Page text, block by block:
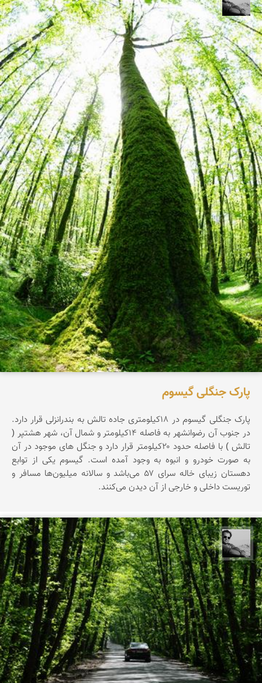
پارک جنگلی گیسوم
پارک جنگلی گیسوم در ۱۸کیلومتری جاده تالش به بندرانزلی قرار دارد.
در جنوب آن رضوانشهر به فاصله ۱۴کیلومتر و شمال آن، شهر هشتپر (
تالش ) با فاصله حدود ۲۰کیلومتر قرار دارد و جنگل های موجود در آن
به صورت خودرو و انبوه به وجود آمده است. گیسوم یکی از توابع
دهستان زیبای خاله سرای ۵۷ می‌باشد و سالانه میلیون‌ها مسافر و
توریست داخلی و خارجی از آن دیدن می‌کنند.
محمد رزازان